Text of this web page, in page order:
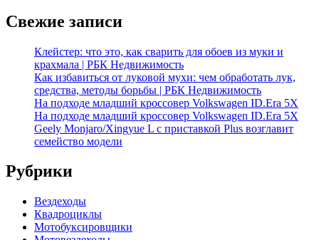
Свежие записи
Клейстер: что это, как сварить для обоев из муки и
крахмала | РБК Недвижимость
Как избавиться от луковой мухи: чем обработать лук,
средства, методы борьбы | РБК Недвижимость
На подходе младший кроссовер Volkswagen ID.Era 5X
На подходе младший кроссовер Volkswagen ID.Era 5X
Geely Monjaro/Xingyue L с приставкой Plus возглавит
семейство модели
Рубрики
Вездеходы
Квадроциклы
Мотобуксировщики